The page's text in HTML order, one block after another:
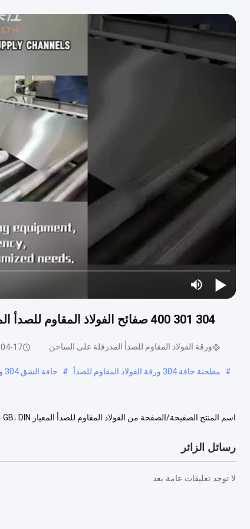
304 301 400 صفائح الفولاذ المقاوم للصدأ المدرفلة على الساخن 1.2 مم للمواد الكيميائية ومواد البناء
ورقة الفولاذ المقاوم للصدأ المدرفلة على الساخن 17
# مطحنة حافة 304 ورقة الفولاذ المقاوم للصدأ # حافة الشق 304 ورقة الفولاذ المقاوم للصدأ
رسائل الزائر
لا توجد تعليقات عامة بعد